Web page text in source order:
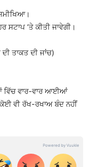
‘ਤੇ ਕੀਤੀ ਜਾਵੇਗੀ।
ਤਾਕਤ ਦੀ ਜਾਂਚ)
ਵਿੱਚ ਵਾਰ-ਵਾਰ ਆਈਆਂ
ਕੋਈ ਵੀ ਰੱਖ-ਰਖਾਅ ਬੰਦ ਨਹੀਂ